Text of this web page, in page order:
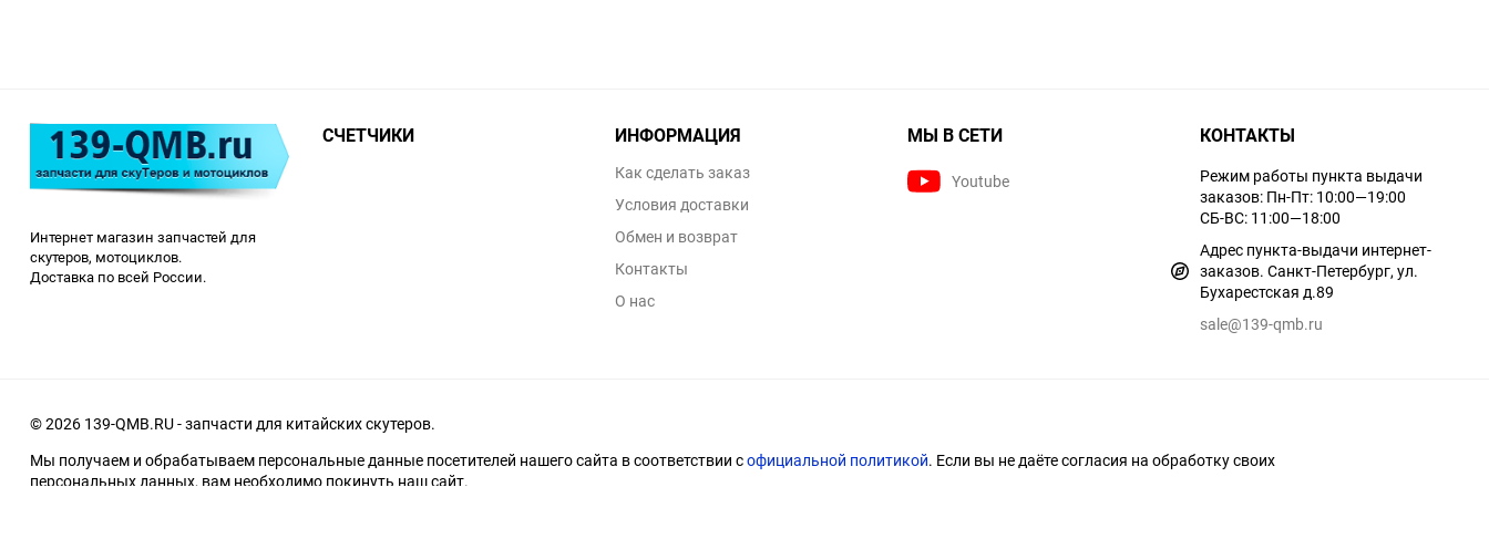
Интернет магазин запчастей для
скутеров, мотоциклов.
Доставка по всей России.
СЧЕТЧИКИ ИНФОРМАЦИЯ
Как сделать заказ
Условия доставки
Обмен и возврат
Контакты
О нас
МЫ В СЕТИ
Youtube
КОНТАКТЫ
Режим работы пункта выдачи
заказов: Пн-Пт: 10:00—19:00
СБ-ВС: 11:00—18:00
Адрес пункта-выдачи интернет-
заказов. Санкт-Петербург, ул.
Бухарестская д.89
sale@139-qmb.ru
© 2026 139-QMB.RU - запчасти для китайских скутеров.
Мы получаем и обрабатываем персональные данные посетителей нашего сайта в соответствии софициальной политикой. Если вы не даёте согласия на обработку своих
персональных данных, вам необходимо покинуть наш сайт.